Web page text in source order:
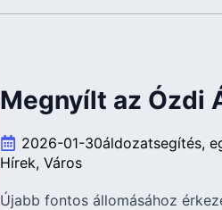
Megnyílt az Ózdi
2026-01-30áldozatsegítés
Hírek Város
Újabb fontos állomásához